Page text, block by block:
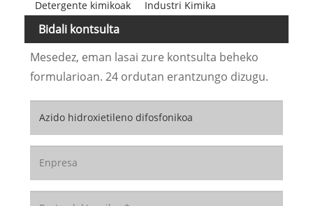
Detergente kimikoak
Industri Kimika
Bidali kontsulta
Mesedez, eman lasai zure kontsulta beheko
formularioan. 24 ordutan erantzungo dizugu.